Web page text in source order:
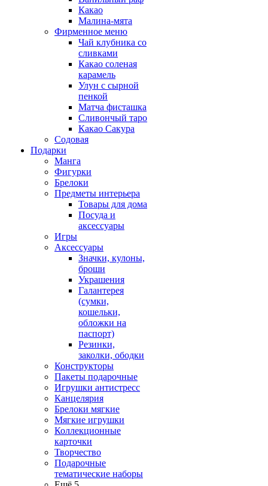
Какао
Малина-мята
Фирменное меню
Чай клубника со
сливками
Какао соленая
карамель
Улун с сырной
пенкой
Матча фисташка
Сливончый таро
Какао Сакура
Содовая
Подарки
Манга
Фигурки
Брелоки
Предметы интерьера
Товары для дома
Посуда и
аксессуары
Игры
Аксессуары
Значки, кулоны,
броши
Украшения
Галантерея
(сумки,
кошельки,
обложки на
паспорт)
Резинки,
заколки, ободки
Конструкторы
Пакеты подарочные
Игрушки антистресс
Канцелярия
Брелоки мягкие
Мягкие игрушки
Коллекционные
карточки
Творчество
Подарочные
тематические наборы